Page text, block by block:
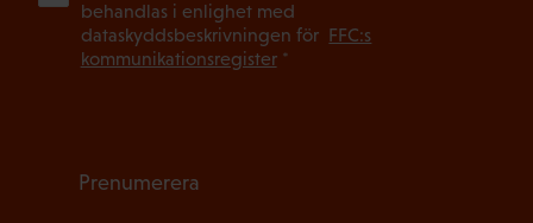
behandlas i enlighet med
dataskyddsbeskrivningen för FFC:s
kommunikationsregister*
Prenumerera